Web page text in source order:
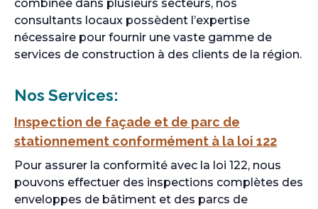
combinée dans plusieurs secteurs, nos
consultants locaux possèdent l’expertise
nécessaire pour fournir une vaste gamme de
services de construction à des clients de la région.
Nos Services:
Inspection de façade et de parc de
stationnement conformément à la loi 122
Pour assurer la conformité avec la loi 122, nous
pouvons effectuer des inspections complètes des
enveloppes de bâtiment et des parcs de